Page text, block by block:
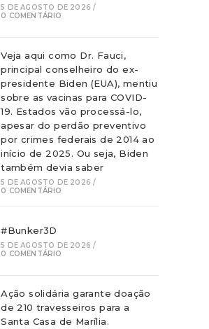
5 DE AGOSTO DE 2026 /
0 COMENTÁRIO
Veja aqui como Dr. Fauci,
principal conselheiro do ex-
presidente Biden (EUA), mentiu
sobre as vacinas para COVID-
19. Estados vão processá-lo,
apesar do perdão preventivo
por crimes federais de 2014 ao
início de 2025. Ou seja, Biden
também devia saber
5 DE AGOSTO DE 2026 /
0 COMENTÁRIO
#Bunker3D
5 DE AGOSTO DE 2026 /
0 COMENTÁRIO
Ação solidária garante doação
de 210 travesseiros para a
Santa Casa de Marília.